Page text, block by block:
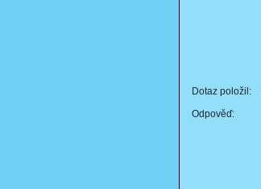
Dotaz položil:
Odpověď: